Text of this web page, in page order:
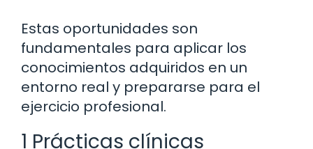
Estas oportunidades son
fundamentales para aplicar los
conocimientos adquiridos en un
entorno real y prepararse para el
ejercicio profesional.
1 Prácticas clínicas